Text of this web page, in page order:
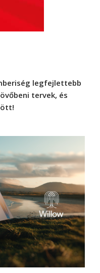
legfejlettebb
tervek, és